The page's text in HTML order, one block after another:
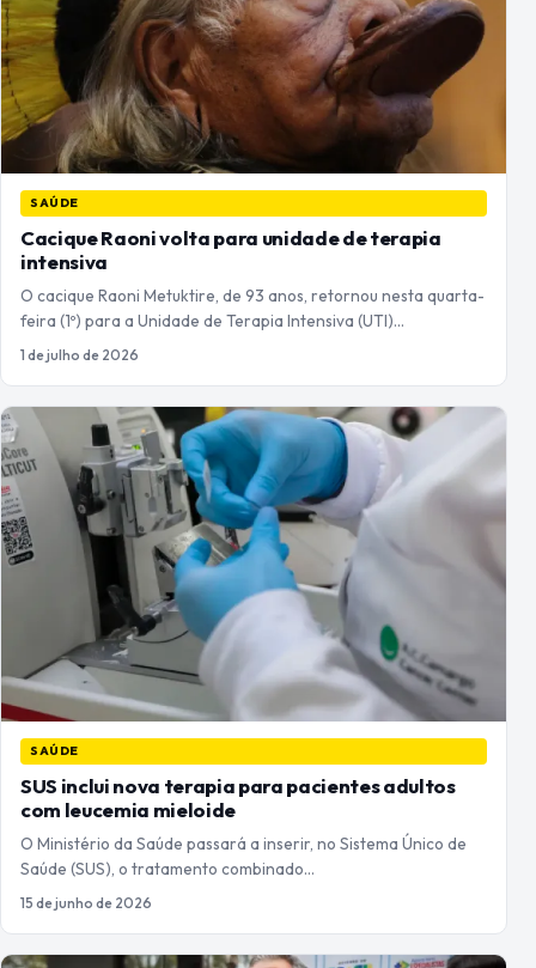
SAÚDE
Cacique Raoni volta para unidade de terapia
intensiva
O cacique Raoni Metuktire, de 93 anos, retornou nesta quarta-
feira (1º) para a Unidade de Terapia Intensiva (UTI)…
1 de julho de 2026
SAÚDE
SUS inclui nova terapia para pacientes adultos
com leucemia mieloide
O Ministério da Saúde passará a inserir, no Sistema Único de
Saúde (SUS), o tratamento combinado…
15 de junho de 2026